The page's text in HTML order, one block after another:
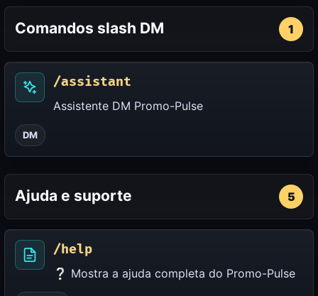
Comandos slash DM 1
/assistant
Assistente DM Promo-Pulse
DM
Ajuda e suporte 5
/help
❔ Mostra a ajuda completa do Promo-Pulse